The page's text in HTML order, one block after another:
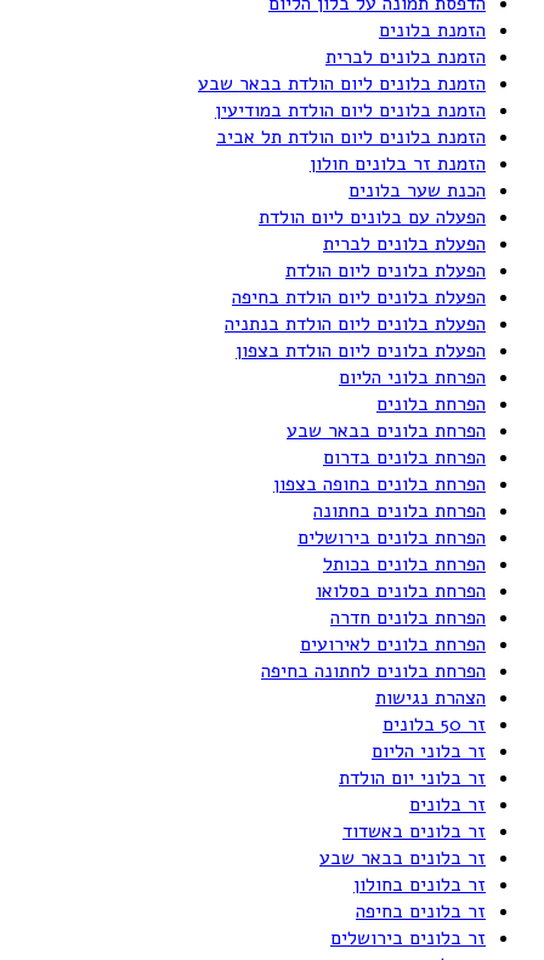
הזמנת בלונים
הזמנת בלונים לברית
הזמנת בלונים ליום הולדת בבאר שבע
הזמנת בלונים ליום הולדת במודיעין
הזמנת בלונים ליום הולדת תל אביב
הזמנת זר בלונים חולון
הכנת שער בלונים
הפעלה עם בלונים ליום הולדת
הפעלת בלונים לברית
הפעלת בלונים ליום הולדת
הפעלת בלונים ליום הולדת בחיפה
הפעלת בלונים ליום הולדת בנתניה
הפעלת בלונים ליום הולדת בצפון
הפרחת בלוני הליום
הפרחת בלונים
הפרחת בלונים בבאר שבע
הפרחת בלונים בדרום
הפרחת בלונים בחופה בצפון
הפרחת בלונים בחתונה
הפרחת בלונים בירושלים
הפרחת בלונים בכותל
הפרחת בלונים בסלואו
הפרחת בלונים חדרה
הפרחת בלונים לאירועים
הפרחת בלונים לחתונה בחיפה
הצהרת נגישות
זר 50 בלונים
זר בלוני הליום
זר בלוני יום הולדת
זר בלונים
זר בלונים באשדוד
זר בלונים בבאר שבע
זר בלונים בחולון
זר בלונים בחיפה
זר בלונים בירושלים